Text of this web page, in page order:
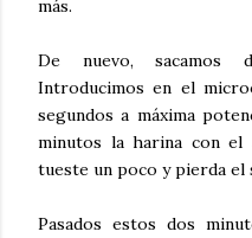
más.
De nuevo, sacamos
Introducimos en el
segundos a máxima
minutos la harina con el
tueste un poco y pierda el
Pasados estos dos